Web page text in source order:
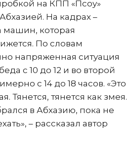
на КПП «Псоу»
На кадрах –
которая
По словам
напряженная ситуация
с 10 до 12 и во второй
с 14 до 18 часов. «Это
Тянется, тянется как змея.
в Абхазию, пока не
– рассказал автор